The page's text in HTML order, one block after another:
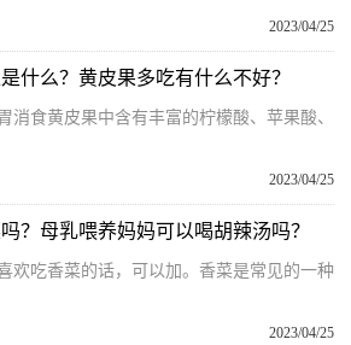
2023/04/25
什么？黄皮果多吃有什么不好？
消食黄皮果中含有丰富的柠檬酸、苹果酸、
2023/04/25
？母乳喂养妈妈可以喝胡辣汤吗？
欢吃香菜的话，可以加。香菜是常见的一种
2023/04/25